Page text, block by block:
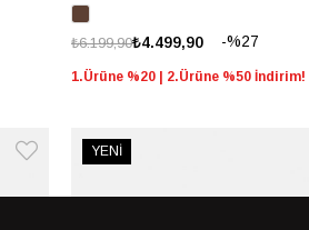
%27
₺4.499,90
₺6.199,90
1.Ürüne %20 | 2.Ürüne %50 İndirim!
YENİ